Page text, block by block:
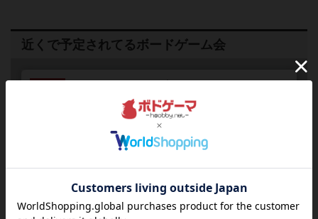
近くで予定されてるボードゲーム会
16:52～16:52
【定期開催イベント】蟲神器大会・
ゲーム練習、ポーカー・ブラック
ジャック大会他